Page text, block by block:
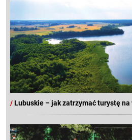
/Lubuskie – jak zatrzymać turystę na